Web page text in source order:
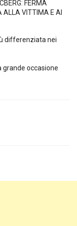
FERMA
ALLA VITTIMA E AI
differenziata nei
grande occasione